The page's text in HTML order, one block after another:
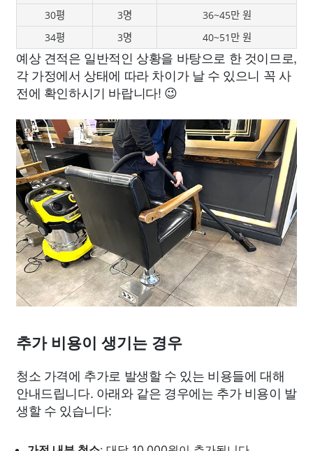
30평 3명
36~45만 원
34평
3명 40~51만 원
예상 견적은 일반적인 상황을 바탕으로 한 것이므로,
각 가정에서 상태에 따라 차이가 날 수 있으니 꼭 사
전에 확인하시기 바랍니다! 😉
추가 비용이 생기는 경우
청소 가격에 추가로 발생할 수 있는 비용들에 대해
안내드립니다. 아래와 같은 경우에는 추가 비용이 발
생할 수 있습니다: